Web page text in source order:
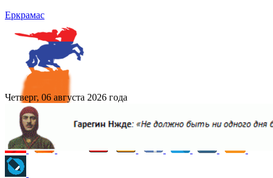
Еркрамас
Четверг, 06 августа 2026 года